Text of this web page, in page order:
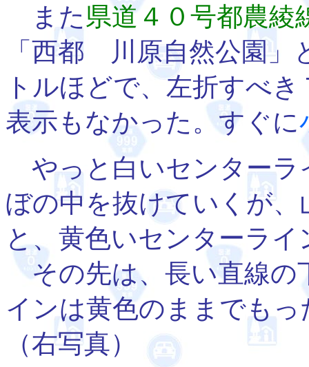
また 県道４０号都農綾
「西都 川原自然公園」
トルほどで、左折すべ
表示もなかった。すぐに
やっと白いセンターラ
ぼの中を抜けていくが
と、黄色いセンターライ
その先は、長い直線の
インは黄色のままでも
（右写真）